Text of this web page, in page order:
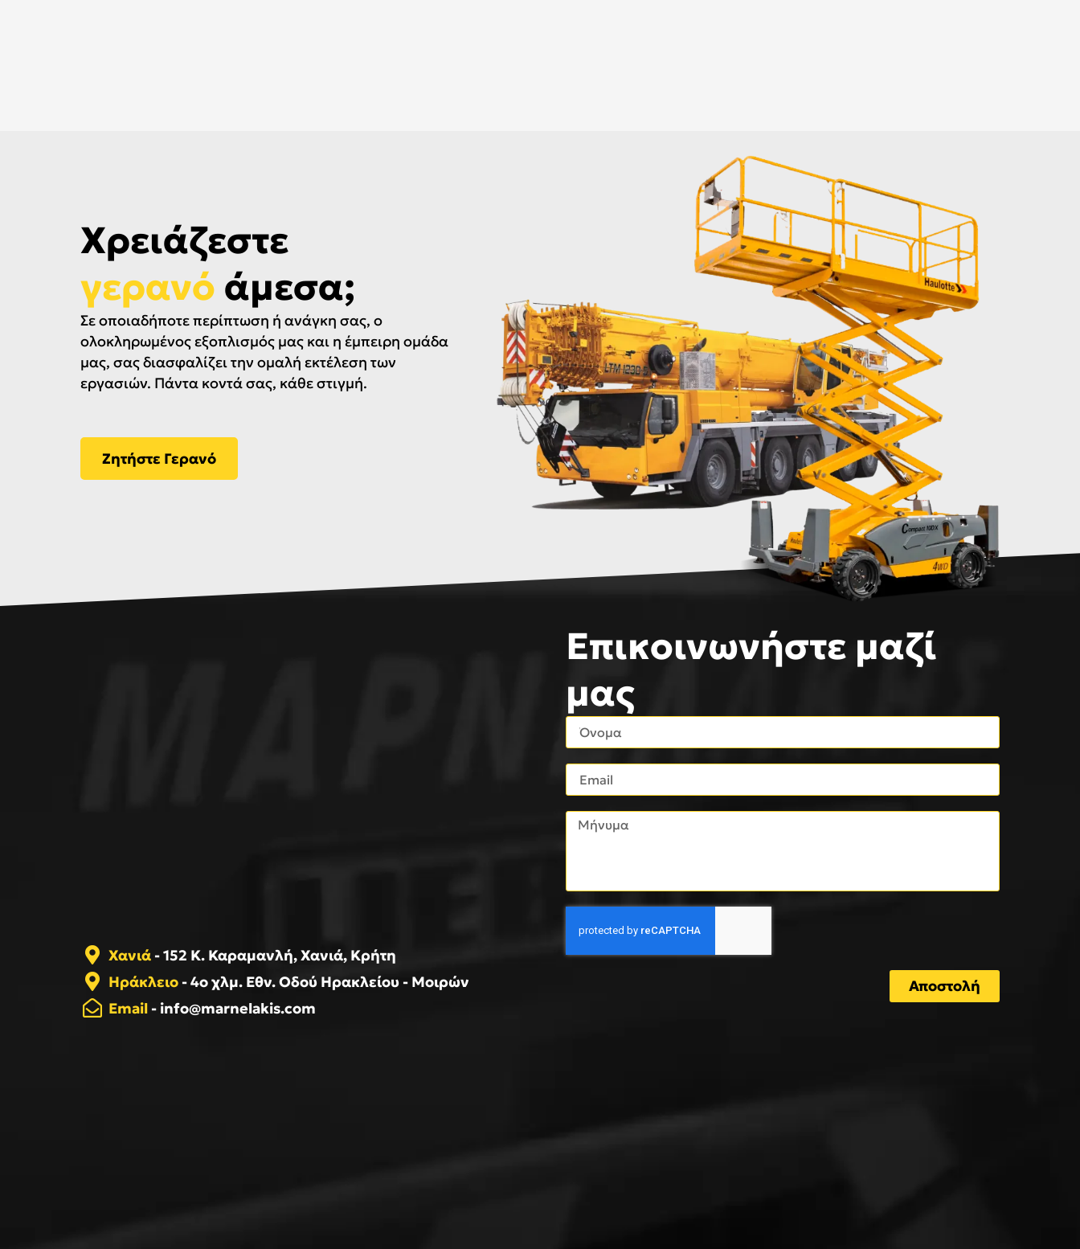
Χρειάζεστε
γερανό άμεσα;
Σε οποιαδήποτε περίπτωση ή ανάγκη σας, ο
ολοκληρωμένος εξοπλισμός μας και η έμπειρη ομάδα
μας, σας διασφαλίζει την ομαλή εκτέλεση των
εργασιών. Πάντα κοντά σας, κάθε στιγμή.
Ζητήστε Γερανό
Χανιά - 152 Κ. Καραμανλή, Χανιά, Κρήτη
Ηράκλειο - 4o χλμ. Εθν. Οδού Ηρακλείου - Μοιρών
Email - info@marnelakis.com
Επικοινωνήστε μαζί
μας
Αποστολή